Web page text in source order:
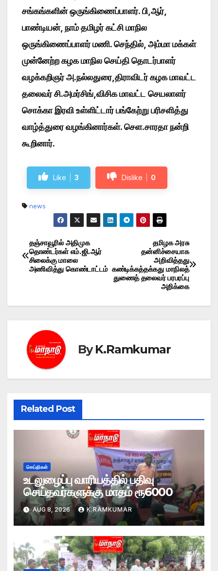
சங்கங்களின் ஒருங்கிணைப்பாளர். பி,ஆர்,
பாண்டியன், நாம் தமிழர் கட்சி மாநில
ஒருங்கிணைப்பாளர் மணி. செந்தில், அம்மா மக்கள்
முன்னேற்ற கழக மாநில செய்தி தொடர்பாளர்
வழக்கறிஞர் அ.நல்லதுரை,திராவிடர் கழக மாவட்ட
தலைவர் சி.அமர்சிங்,விசிக மாவட்ட செயலாளர்
சொக்கா இரவி உள்ளிட்டார் பங்கேற்று பரிசளித்து
வாழ்த்துரை வழங்கினார்கள். செள.சாரதா நன்றி
கூறினார்.
Like 3 Dislike 0
news
Post
navigation
தமிழக அரசு
தன்னிச்சையாக
அறிவித்தது
கண்டிக்கத்தக்கது மாநிலத்
துணைத் தலைவர் பரபரப்பு
அறிக்கை
தஞ்சாவூரில் அதிமுக
தொண்டர்கள் எம்.ஜி.ஆர்
சிலைக்கு மாலை
அணிவித்து கொண்டாட்டம்
ByK.Ramkumar
Related Post
செய்திகள்
உடலுழைப்பு வாரியத்தில் பதிவு
செய்தவர்களுக்கு மாதம் ரூ6000
AUG 8, 2026 K.RAMKUMAR